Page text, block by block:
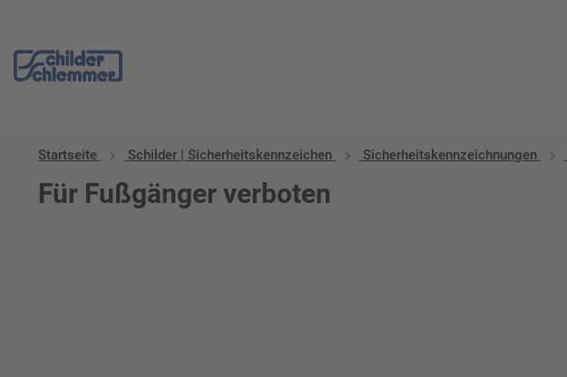
Startseite Schilder | Sicherheitskennzeichen Sicherheitskennzeichnungen
Für Fußgänger verboten